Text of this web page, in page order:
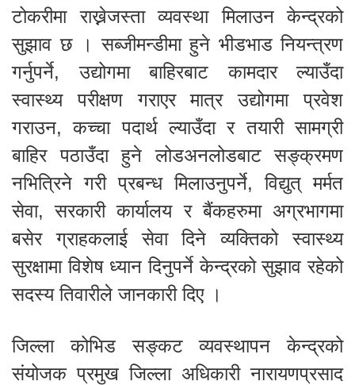
टोकरीमा राख्नेजस्ता व्यवस्था मिलाउन केन्द्रको
सुझाव छ । सब्जीमन्डीमा हुने भीडभाड नियन्त्रण
गर्नुपर्ने, उद्योगमा बाहिरबाट कामदार ल्याउँदा
स्वास्थ्य परीक्षण गराएर मात्र उद्योगमा प्रवेश
गराउन, कच्चा पदार्थ ल्याउँदा र तयारी सामग्री
बाहिर पठाउँदा हुने लोडअनलोडबाट सङ्क्रमण
नभित्रिने गरी प्रबन्ध मिलाउनुपर्ने, विद्युत् मर्मत
सेवा, सरकारी कार्यालय र बैंकहरुमा अग्रभागमा
बसेर ग्राहकलाई सेवा दिने व्यक्तिको स्वास्थ्य
सुरक्षामा विशेष ध्यान दिनुपर्ने केन्द्रको सुझाव रहेको
सदस्य तिवारीले जानकारी दिए ।
जिल्ला कोभिड सङ्कट व्यवस्थापन केन्द्रको
संयोजक प्रमुख जिल्ला अधिकारी नारायणप्रसाद